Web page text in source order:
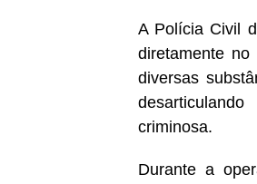
A Polícia Civil
diretamente
diversas
criminosa.
Durante a